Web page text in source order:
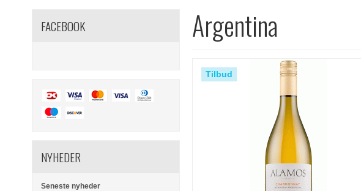
FACEBOOK
NYHEDER
Seneste nyheder
Argentina
Tilbud